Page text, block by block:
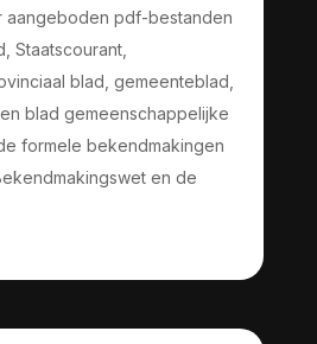
aangeboden pdf-bestanden
Staatscourant,
blad, gemeenteblad,
blad gemeenschappelijke
formele bekendmakingen
en de